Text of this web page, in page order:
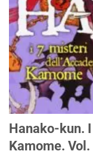
Hanako-kun.
Kamome.